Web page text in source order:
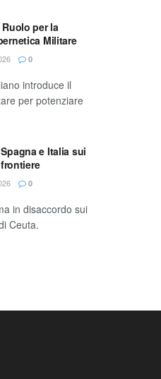
per la
Militare
0
introduce il
per potenziare
e Italia sui
0
in disaccordo sui
Ceuta.